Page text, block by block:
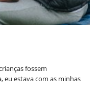
fossem
eu estava com as minhas